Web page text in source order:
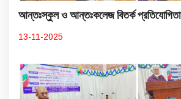
আন্তঃস্কুল ও আন্তঃকলেজ বিতর্ক প্রতিযোগিতা
13-11-2025